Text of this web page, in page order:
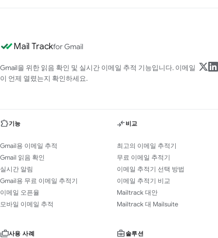
Mail Trackfor Gmail
Gmail을 위한 읽음 확인 및 실시간 이메일 추적 기능입니다. 이메일
이 언제 열렸는지 확인하세요.
기능
Gmail용 이메일 추적
Gmail 읽음 확인
실시간 알림
Gmail용 무료 이메일 추적기
이메일 오픈율
모바일 이메일 추적
비교
최고의 이메일 추적기
무료 이메일 추적기
이메일 추적기 선택 방법
이메일 추적기 비교
Mailtrack 대안
Mailtrack 대 Mailsuite
사용 사례 솔루션